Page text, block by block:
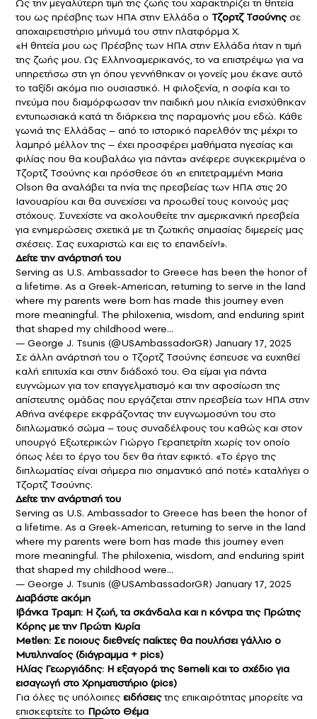
του ως πρέσβης των ΗΠΑ στην Ελλάδα ο Τζορτζ Τσούνηςσε
αποχαιρετιστήριο μήνυμά του στην πλατφόρμα Χ.
«Η θητεία μου ως Πρέσβης των ΗΠΑ στην Ελλάδα ήταν η τιμή
της ζωής μου. Ως Ελληνοαμερικανός, το να επιστρέψω για να
υπηρετήσω στη γη όπου γεννήθηκαν οι γονείς μου έκανε αυτό
το ταξίδι ακόμα πιο ουσιαστικό. Η φιλοξενία, η σοφία και το
πνεύμα που διαμόρφωσαν την παιδική μου ηλικία ενισχύθηκαν
εντυπωσιακά κατά τη διάρκεια της παραμονής μου εδώ. Κάθε
γωνιά της Ελλάδας – από το ιστορικό παρελθόν της μέχρι το
λαμπρό μέλλον της – έχει προσφέρει μαθήματα ηγεσίας και
φιλίας που θα κουβαλάω για πάντα» ανέφερε συγκεκριμένα ο
Τζορτζ Τσούνης και πρόσθεσε ότι «η επιτετραμμένη Maria
Olson θα αναλάβει τα ηνία της πρεσβείας των ΗΠΑ στις 20
Ιανουαρίου και θα συνεχίσει να προωθεί τους κοινούς μας
στόχους. Συνεχίστε να ακολουθείτε την αμερικανική πρεσβεία
για ενημερώσεις σχετικά με τη ζωτικής σημασίας διμερείς μας
σχέσεις. Σας ευχαριστώ και εις το επανιδείν!».
Δείτε την ανάρτησή του
Serving as U.S. Ambassador to Greece has been the honor of
a lifetime. As a Greek-American, returning to serve in the land
where my parents were born has made this journey even
more meaningful. The philoxenia, wisdom, and enduring spirit
that shaped my childhood were…
— George J. Tsunis (@USAmbassadorGR) January 17, 2025
Σε άλλη ανάρτησή του ο Τζορτζ Τσούνης έσπευσε να ευχηθεί
καλή επιτυχία και στην διάδοχό του. Θα είμαι για πάντα
ευγνώμων για τον επαγγελματισμό και την αφοσίωση της
απίστευτης ομάδας που εργάζεται στην πρεσβεία των ΗΠΑ στην
Αθήνα ανέφερε εκφράζοντας την ευγνωμοσύνη του στο
διπλωματικό σώμα – τους συναδέλφους του καθώς και στον
υπουργό Εξωτερικών Γιώργο Γεραπετρίτη χωρίς τον οποίο
όπως λέει το έργο του δεν θα ήταν εφικτό. «Το έργο της
διπλωματίας είναι σήμερα πιο σημαντικό από ποτέ» καταλήγει ο
Τζορτζ Τσούνης.
Δείτε την ανάρτησή του
Serving as U.S. Ambassador to Greece has been the honor of
a lifetime. As a Greek-American, returning to serve in the land
where my parents were born has made this journey even
more meaningful. The philoxenia, wisdom, and enduring spirit
that shaped my childhood were…
— George J. Tsunis (@USAmbassadorGR) January 17, 2025
Διαβάστε ακόμη
Ιβάνκα Τραμπ: Η ζωή, τα σκάνδαλα και η κόντρα της Πρώτης
Κόρης με την Πρώτη Κυρία
Μetlen: Σε ποιους διεθνείς παίκτες θα πουλήσει γάλλιο ο
Μυτιληναίος (διάγραμμα + pics)
Ηλίας Γεωργιάδης: Η εξαγορά της Semeli και το σχέδιο για
εισαγωγή στο Χρηματιστήριο (pics)
Για όλες τις υπόλοιπες ειδήσεις της επικαιρότητας μπορείτε να
επισκεφτείτε το Πρώτο Θέμα